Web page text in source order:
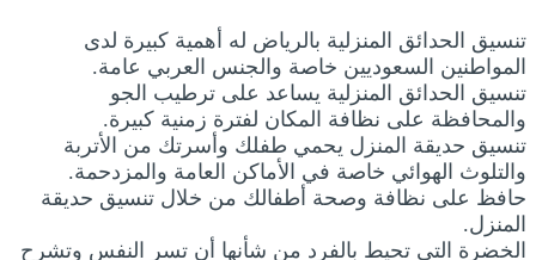
تنسيق الحدائق المنزلية بالرياض له أهمية كبيرة لدى
المواطنين السعوديين خاصة والجنس العربي عامة.
تنسيق الحدائق المنزلية يساعد على ترطيب الجو
والمحافظة على نظافة المكان لفترة زمنية كبيرة.
تنسيق حديقة المنزل يحمي طفلك وأسرتك من الأتربة
والتلوث الهوائي خاصة في الأماكن العامة والمزدحمة.
حافظ على نظافة وصحة أطفالك من خلال تنسيق حديقة
المنزل.
الخضرة التي تحيط بالفرد من شأنها أن تسر النفس وتشرح